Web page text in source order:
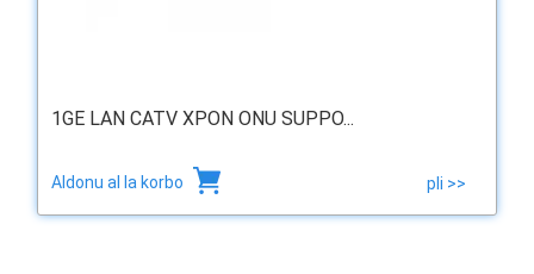
1GE LAN CATV XPON ONU SUPPO...
Aldonu al la korbo pli >>